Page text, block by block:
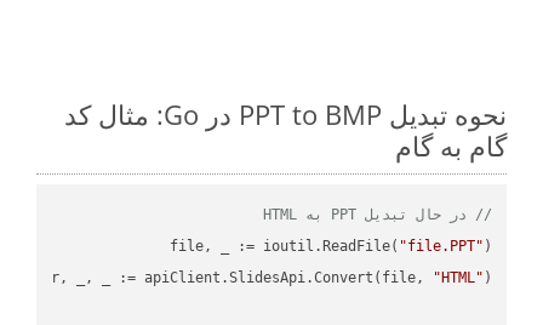
نحوه تبدیل PPT to BMP در Go: مثال کد
گام به گام
// در حال تبدیل PPT به HTML
file, _ := ioutil.ReadFile( "file.PPT"
r, _, _ := apiClient.SlidesApi.Convert(file,
"HTML"